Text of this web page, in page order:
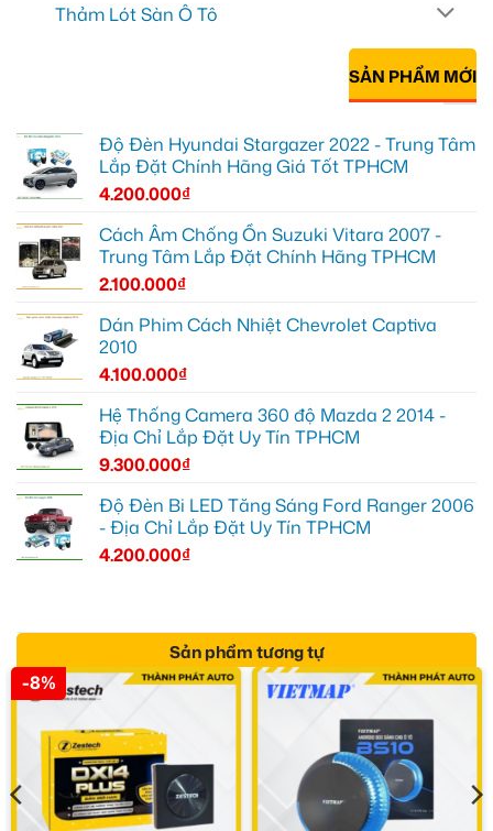
Thảm Lót Sàn Ô Tô
SẢN PHẨM MỚI
Độ Đèn Hyundai Stargazer 2022 - Trung Tâm
Lắp Đặt Chính Hãng Giá Tốt TPHCM
4.200.000₫
Cách Âm Chống Ồn Suzuki Vitara 2007 -
Trung Tâm Lắp Đặt Chính Hãng TPHCM
2.100.000₫
Dán Phim Cách Nhiệt Chevrolet Captiva
2010
4.100.000₫
Hệ Thống Camera 360 độ Mazda 2 2014 -
Địa Chỉ Lắp Đặt Uy Tín TPHCM
9.300.000₫
Độ Đèn Bi LED Tăng Sáng Ford Ranger 2006
- Địa Chỉ Lắp Đặt Uy Tín TPHCM
4.200.000₫
Sản phẩm tương tự
-8%